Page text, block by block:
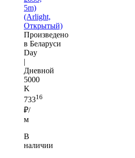
5m)
(Arlight,
Открытый)
Произведено
в Беларуси
Day
|
Дневной
5000
K
73316
₽/
м
В
наличии